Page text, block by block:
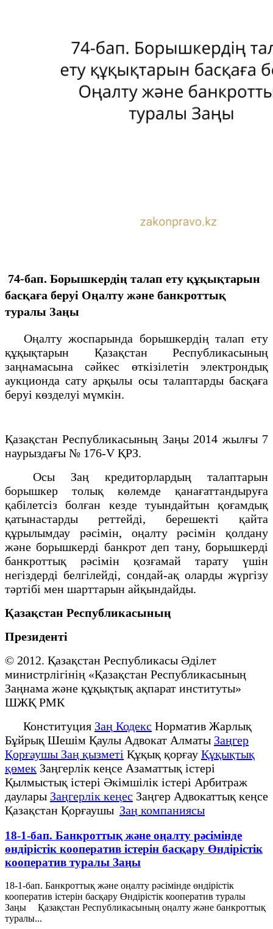
74-бап. Борышкердің талап ету құқықтарын
басқаға беруі Оңалту және банкроттық
туралы Заңы
Оңалту жоспарында борышкердің талап ету
құқықтарын Қазақстан Республикасының
заңнамасына сәйкес өткізілетін электрондық
аукционда сату арқылы осы талаптарды басқаға
беруі көзделуі мүмкін.
Қазақстан Республикасының Заңы 2014 жылғы 7
наурыздағы № 176-V ҚРЗ.
Осы Заң кредиторлардың талаптарын
борышкер толық көлемде қанағаттандыруға
қабілетсіз болған кезде туындайтын қоғамдық
қатынастарды реттейді, берешекті қайта
құрылымдау рәсімін, оңалту рәсімін қолдану
және борышкерді банкрот деп тану, борышкерді
банкроттық рәсімін қозғамай тарату үшін
негіздерді белгілейді, сондай-ақ оларды жүргізу
тәртібі мен шарттарын айқындайды.
Қазақстан Республикасының
Президенті
© 2012. Қазақстан Республикасы Әділет
министрлігінің «Қазақстан Республикасының
Заңнама және құқықтық ақпарат институты»
ШЖҚ РМК
Конституция Заң Кодекс Норматив Жарлық
Бұйрық Шешім Қаулы Адвокат Алматы Заңгер
Қорғаушы Заң қызметі Құқық қорғау Құқықтық
қөмек Заңгерлік кеңсе Азаматтық істері
Қылмыстық істері Әкімшілік істері Арбитраж
даулары Заңгерлік кеңес Заңгер Адвокаттық кеңсе
Қазақстан Қорғаушы Заң компаниясы
18-1-бап. Банкроттық және оңалту рәсімінде
өндірістік кооператив iстерiн басқару Өндiрiстiк
кооператив туралы Заңы
18-1-бап. Банкроттық және оңалту рәсімінде өндірістік
кооператив iстерiн басқару Өндiрiстiк кооператив туралы
Заңы Қазақстан Республикасының оңалту және банкроттық
туралы...